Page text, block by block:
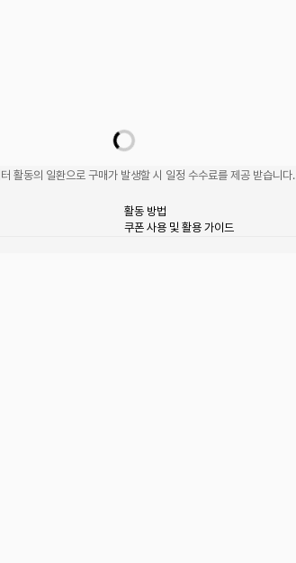
활동의 일환으로 구매가 발생할 시 일정 수수료를 제공 받습니다.
활동 방법
쿠폰 사용 및 활용 가이드